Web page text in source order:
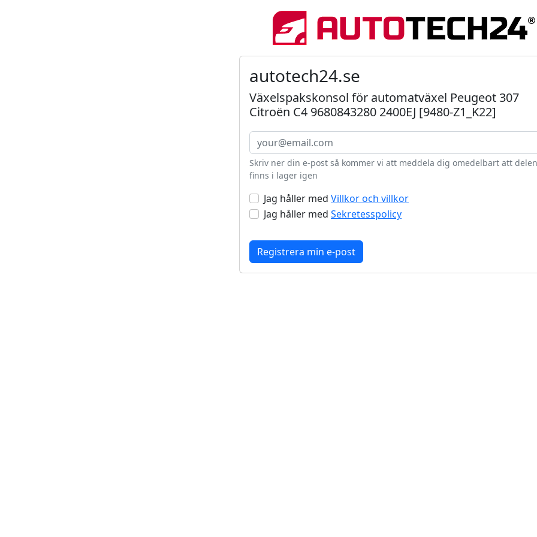
autotech24.se
Växelspakskonsol för automatväxel Peugeot 307
Citroën C4 9680843280 2400EJ [9480-Z1_K22]
Skriv ner din e-post så kommer vi att meddela dig omedelbart att delen
finns i lager igen
Jag håller med Villkor och villkor
Jag håller med Sekretesspolicy
Registrera min e-post